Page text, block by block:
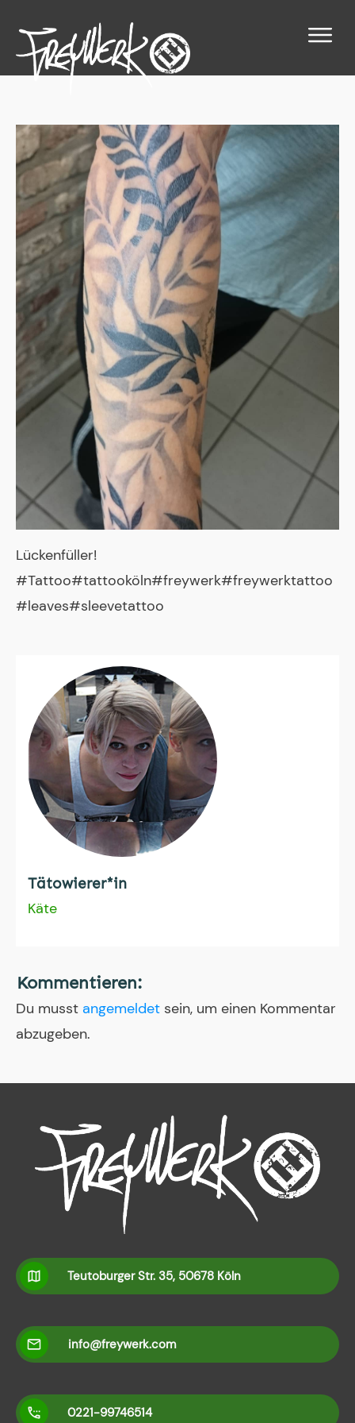
Lückenfüller!
#Tattoo#tattooköln#freywerk#freywerktattoo
#leaves#sleevetattoo
Tätowierer*in
Käte
Kommentieren:
Du musst angemeldet sein, um einen Kommentar
abzugeben.
Teutoburger Str. 35, 50678 Köln
info@freywerk.com
0221-99746514